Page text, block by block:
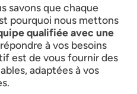
savons que chaque
pourquoi nous mettons
qualifiée avec une
à vos besoins
est de vous fournir des
adaptées à vos